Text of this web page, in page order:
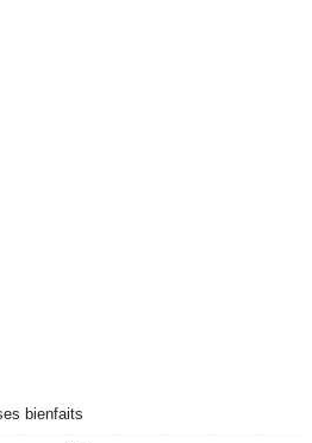
bienfaits